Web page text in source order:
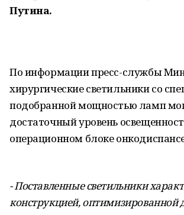
Путина.
По информации пресс-службы
хирургические светильники со
подобранной мощностью ламп
достаточный уровень
операционном блоке
- Поставленные светильники
конструкцией, оптимизированной